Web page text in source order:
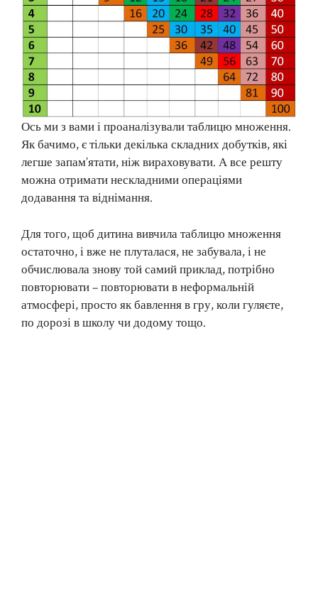
Ось ми з вами і проаналізували таблицю множення.
Як бачимо, є тільки декілька складних добутків, які
легше запам’ятати, ніж вираховувати. А все решту
можна отримати нескладними операціями
додавання та віднімання.
Для того, щоб дитина вивчила таблицю множення
остаточно, і вже не плуталася, не забувала, і не
обчислювала знову той самий приклад, потрібно
повторювати – повторювати в неформальній
атмосфері, просто як бавлення в гру, коли гуляєте,
по дорозі в школу чи додому тощо.